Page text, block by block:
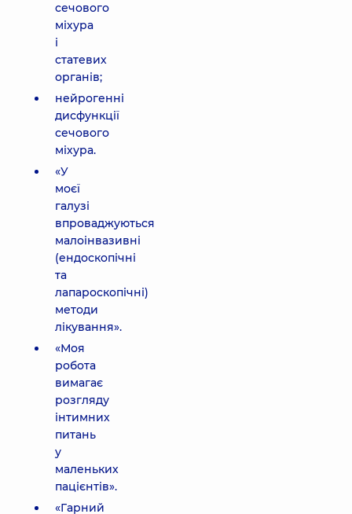
сечового
міхура
і
статевих
органів;
нейрогенні
дисфункції
сечового
міхура.
«У
моєї
галузі
впроваджуються
малоінвазивні
(ендоскопічні
та
лапароскопічні)
методи
лікування».
«Моя
робота
вимагає
розгляду
інтимних
питань
у
маленьких
пацієнтів».
«Гарний